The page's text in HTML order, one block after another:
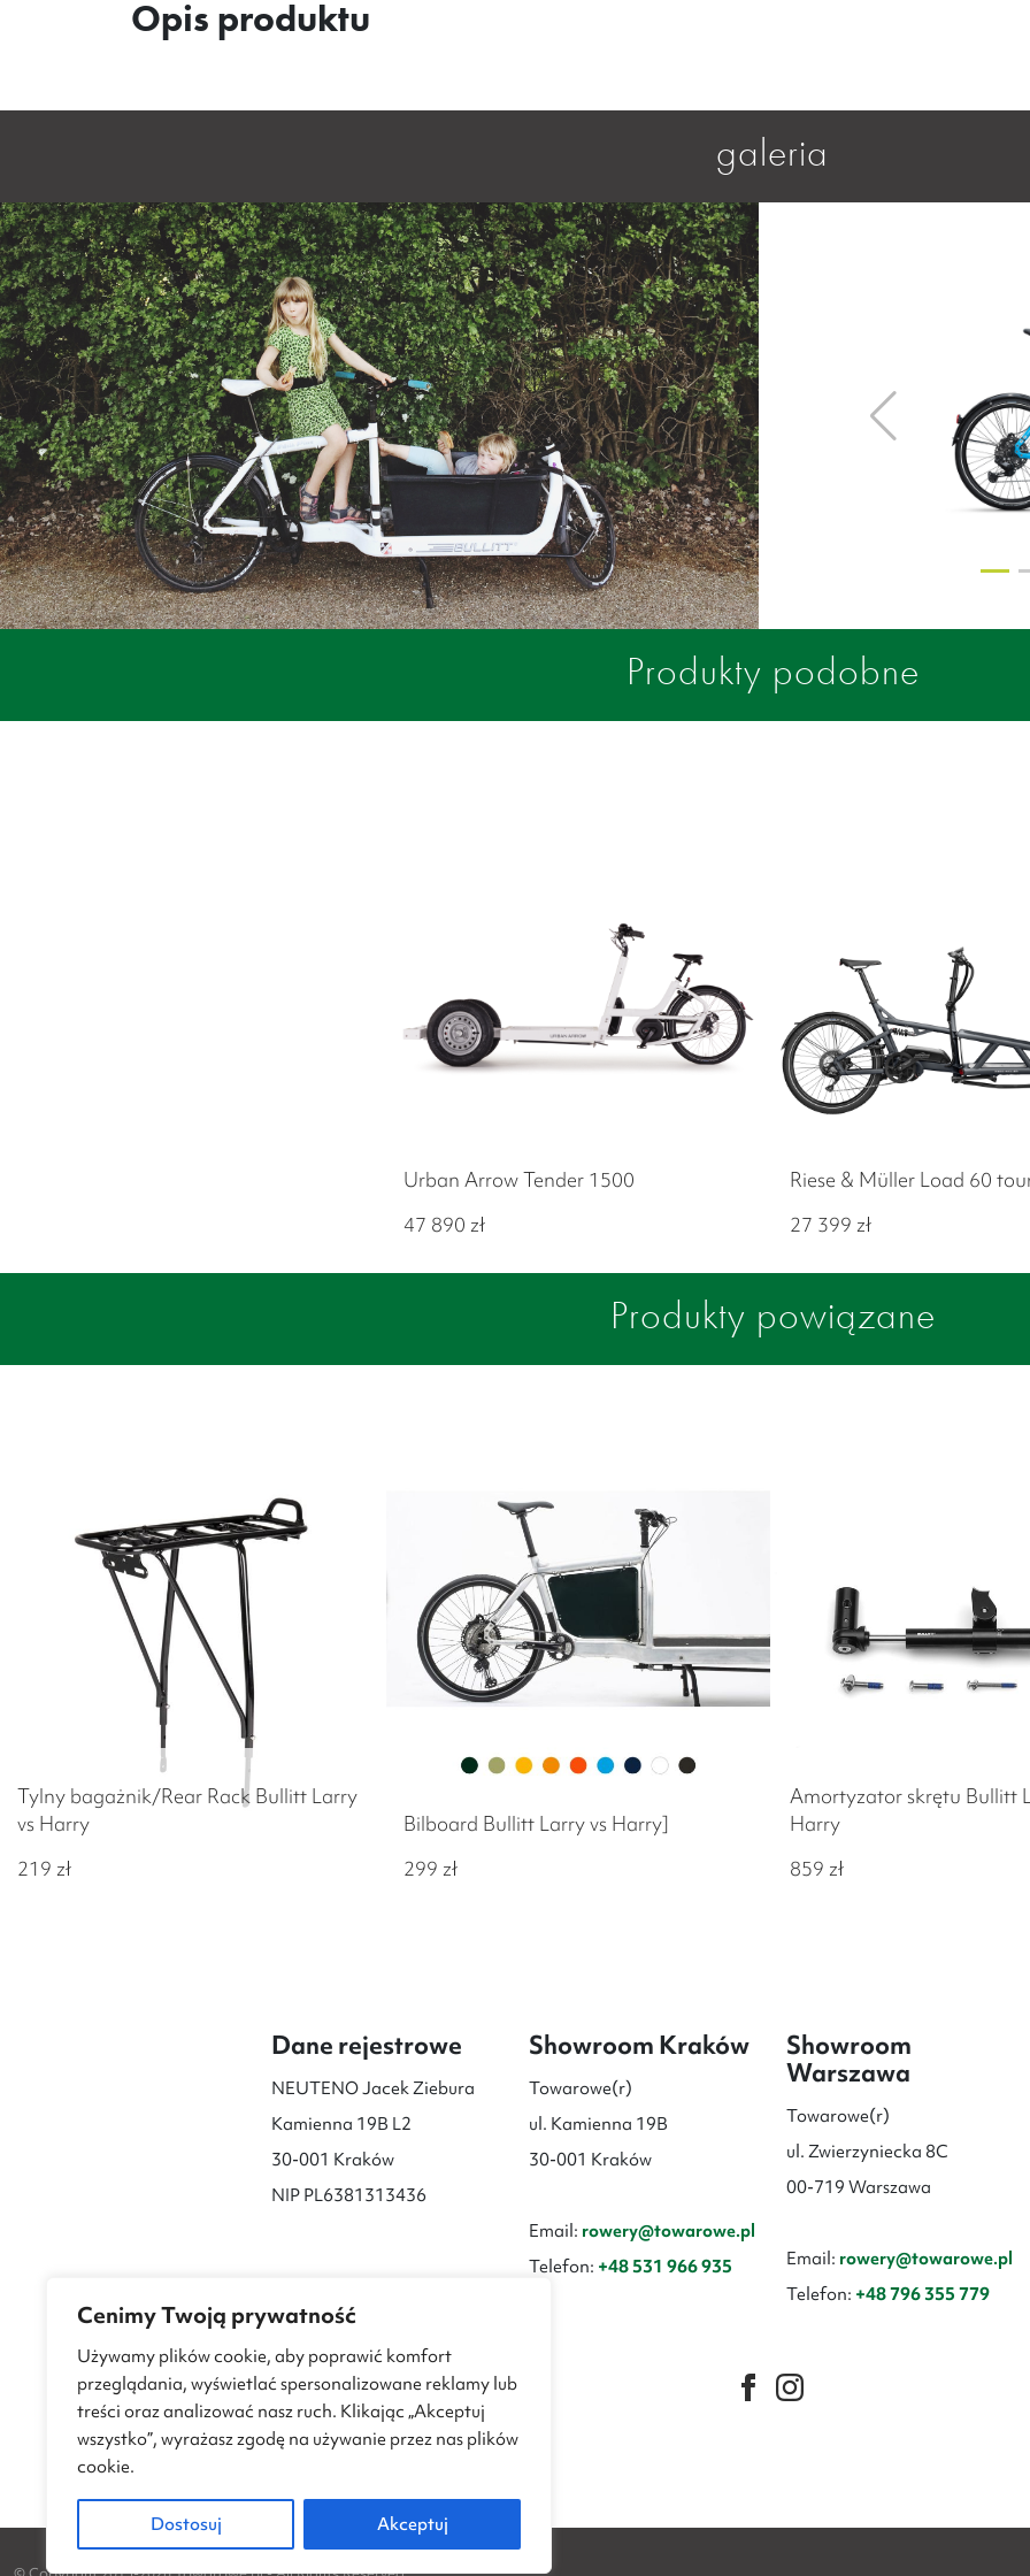
Cenimy Twoją prywatność
Używamy plików cookie, aby poprawić komfort
przeglądania, wyświetlać spersonalizowane reklamy lub
treści oraz analizować nasz ruch. Klikając „Akceptuj
wszystko”, wyrażasz zgodę na używanie przez nas plików
cookie.
Dostosuj Akceptuj
Opis produktu
galeria
Produkty podobne
Urban Arrow Tender 1500
47 890 zł
Riese & Müller Load 60
27 399 zł
Produkty powiązane
Tylny bagażnik/Rear Rack Bullitt Larry
vs Harry
219 zł
Bilboard Bullitt Larry vs Harry]
299 zł
Amortyzator skrętu Bullitt
Harry
859 zł
Dane rejestrowe
NEUTENO Jacek Ziebura
Kamienna 19B L2
30-001 Kraków
NIP PL6381313436
Showroom Kraków
Towarowe(r)
ul. Kamienna 19B
30-001 Kraków
Email: rowery@towarowe.pl
Telefon: +48 531 966 935
Showroom
Warszawa
Towarowe(r)
ul. Zwierzyniecka 8C
00-719 Warszawa
Email: rowery@towarowe.pl
Telefon: +48 796 355 779